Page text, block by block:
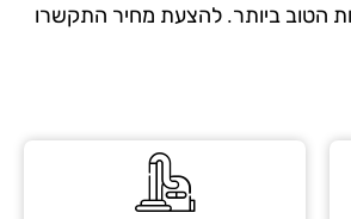
הטוב ביותר. להצעת מחיר התקשרו